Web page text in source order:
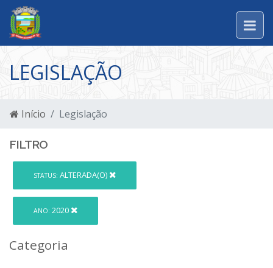
LEGISLAÇÃO
Início Legislação
FILTRO
STATUS: ALTERADA(O)
ANO: 2020
Categoria